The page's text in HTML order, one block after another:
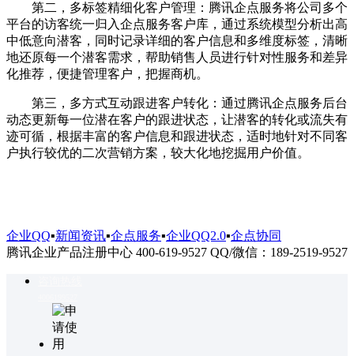
第二，多标签精细化客户管理：腾讯企点服务将公司多个
平台的访客统一归入企点服务客户库，通过系统模型分析出高
中低意向潜客，同时记录详细的客户信息和多维度标签，清晰
地还原每一个潜客需求，帮助销售人员进行针对性服务和差异
化推荐，便捷管理客户，把握商机。
第三，多方式互动跟进客户转化：通过腾讯企点服务后台
动态更新每一位潜在客户的跟进状态，让潜客的转化或流失有
迹可循，根据丰富的客户信息和跟进状态，适时地针对不同客
户执行较优的二次营销方案，较大化地挖掘用户价值。
企业QQ▪新闻资讯▪企点服务▪企业QQ2.0▪企点协同
腾讯企业产品注册中心 400-619-9527 QQ/微信：189-2519-9527